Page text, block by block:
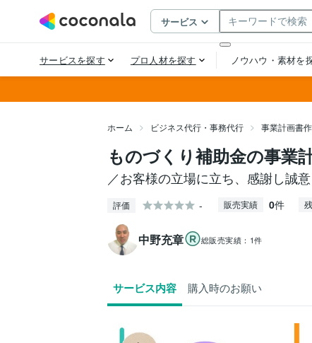
ホーム ビジネス代行・事務代行 事業計画書
ものづくり補助金の事業
／お客様の立場に立ち、感謝し誠
評価 - 販売実績 0件
中野充章 総販売実績： 1件
サービス内容 購入時のお願い